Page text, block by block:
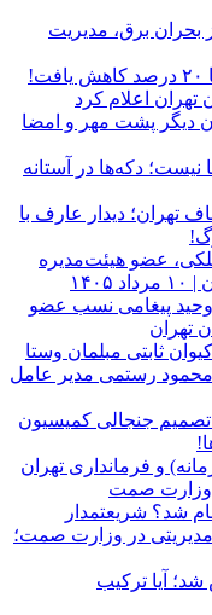
بحران برق، مدیریت
خبر خوش برای بازار میوه؛ قیمت‌ها ۲۰ درصد کاهش یافت!
تهران اعلام کرد
دیگر پشت مهر و امضا
دکه‌ها در آستانه
تهران؛ دیدار عارف با
عضو هیئت‌مدیره
پیغامی نسب عضو
تهران
ثابتی مبلمان وستا
رستمی مدیر عامل
تصمیم جنجالی کمیسیون
و فرمانداری تهران
وزارت صمت
تمام شد؟ شریعتمدار
مدیریتی در وزارت صمت؛
آیا ترکیب